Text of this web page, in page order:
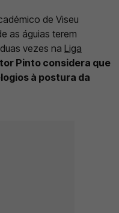
de Viseu
as águias terem
vezes na Liga
Pinto considera que
à postura da